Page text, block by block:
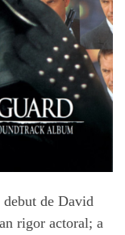
de David
rigor actoral; a